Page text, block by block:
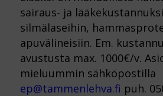
sairaus- ja
silmälaseihin,
apuvälineisiin. Em.
avustusta max. 1000€/v.
mieluummin sähköpostilla
ep@tammenlehva.fi puh.